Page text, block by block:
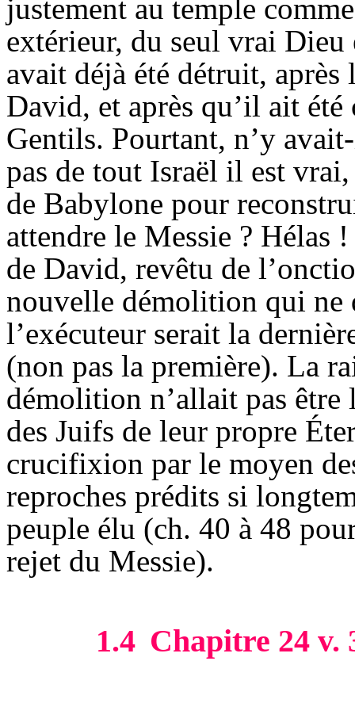
justement au temple
extérieur, du seul vrai
avait déjà été détruit, après
David, et après qu’il ait
Gentils. Pourtant, n’y
pas de tout Israël il est
de Babylone pour
attendre le Messie ? Hélas
de David, revêtu de
nouvelle démolition qui ne
l’exécuteur serait la
(non pas la première). La
démolition n’allait pas être
des Juifs de leur propre
crucifixion par le moyen
reproches prédits si
peuple élu (ch. 40 à 48
rejet du Messie).
1.4 Chapitre 24 v.